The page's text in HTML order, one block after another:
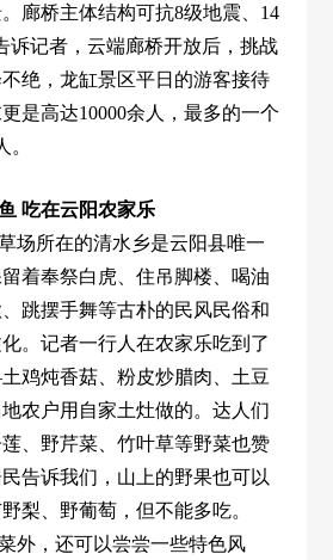
廊桥主体结构可抗8级地震、14
诉记者，云端廊桥开放后，挑战
绝，龙缸景区平日的游客接待
是高达10000余人，最多的一个
吃在云阳农家乐
场所在的清水乡是云阳县唯一
着奉祭白虎、住吊脚楼、喝油
跳摆手舞等古朴的民风民俗和
。记者一行人在农家乐吃到了
鸡炖香菇、粉皮炒腊肉、土豆
农户用自家土灶做的。达人们
、野芹菜、竹叶草等野菜也赞
告诉我们，山上的野果也可以
梨、野葡萄，但不能多吃。
外，还可以尝尝一些特色风